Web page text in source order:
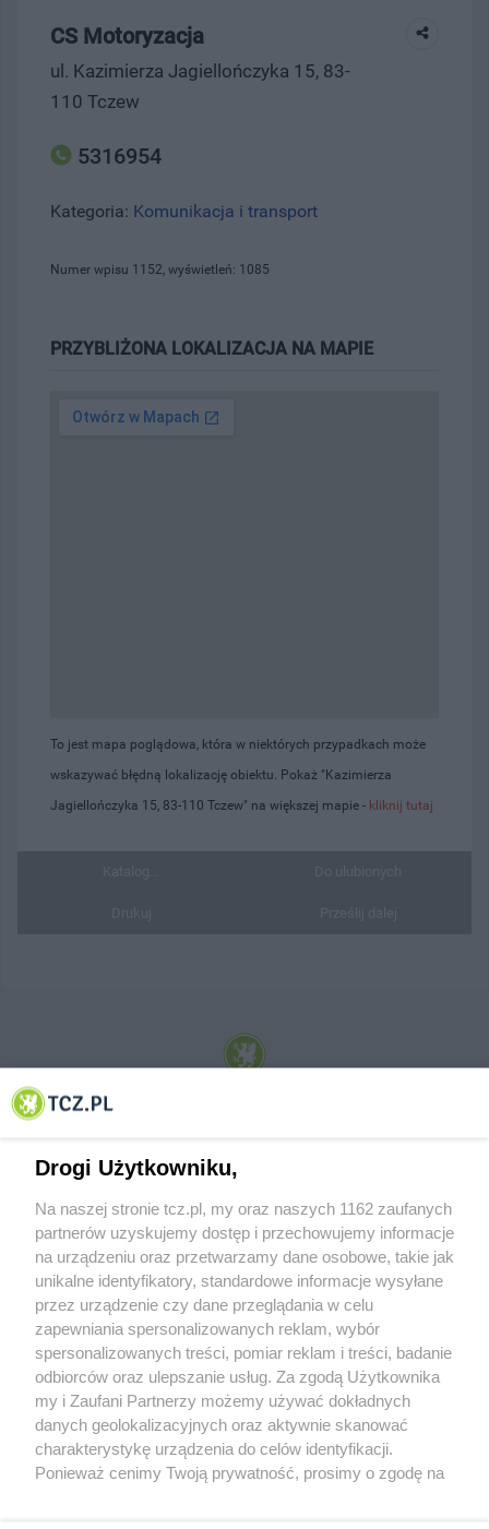
CS Motoryzacja
ul. Kazimierza Jagiellończyka 15, 83-
110 Tczew
5316954
Kategoria: Komunikacja i transport
Numer wpisu 1152, wyświetleń: 1085
PRZYBLIŻONA LOKALIZACJA NA MAPIE
To jest mapa poglądowa, która w niektórych przypadkach może
wskazywać błędną lokalizację obiektu. Pokaż "Kazimierza
Jagiellończyka 15, 83-110 Tczew" na większej mapie - kliknij tutaj
© 2001-2026 Tczew - TCZ.PL Sp. z o.o. Internetowy Serwis Informacyjny Miasta
O FIRMIE POLITYKA PRYWATNOŚCI HOSTING
REKLAMA WSPÓŁPRACA RSS FACEBOOK KONTAKT
Nasze serwisy
Aktualności
Tcz24
Muzyka i kultura
Archiwum wydarzeń
Drogi Użytkowniku,
Na naszej stronie tcz.pl, my oraz naszych 1162 zaufanych
partnerów uzyskujemy dostęp i przechowujemy informacje
na urządzeniu oraz przetwarzamy dane osobowe, takie jak
unikalne identyfikatory, standardowe informacje wysyłane
przez urządzenie czy dane przeglądania w celu
zapewniania spersonalizowanych reklam, wybór
spersonalizowanych treści, pomiar reklam i treści, badanie
odbiorców oraz ulepszanie usług. Za zgodą Użytkownika
my i Zaufani Partnerzy możemy używać dokładnych
danych geolokalizacyjnych oraz aktywnie skanować
charakterystykę urządzenia do celów identyfikacji.
Ponieważ cenimy Twoją prywatność, prosimy o zgodę na